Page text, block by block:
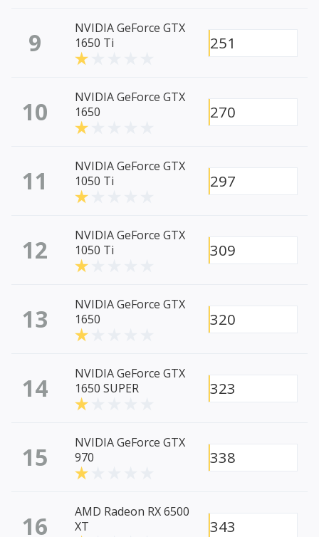
9
NVIDIA GeForce GTX
1650 Ti
251
10
NVIDIA GeForce GTX
1650
270
11
NVIDIA GeForce GTX
1050 Ti
297
12
NVIDIA GeForce GTX
1050 Ti
309
13
NVIDIA GeForce GTX
1650
320
14
NVIDIA GeForce GTX
1650 SUPER
323
15
NVIDIA GeForce GTX
970
338
16
AMD Radeon RX 6500
XT
343